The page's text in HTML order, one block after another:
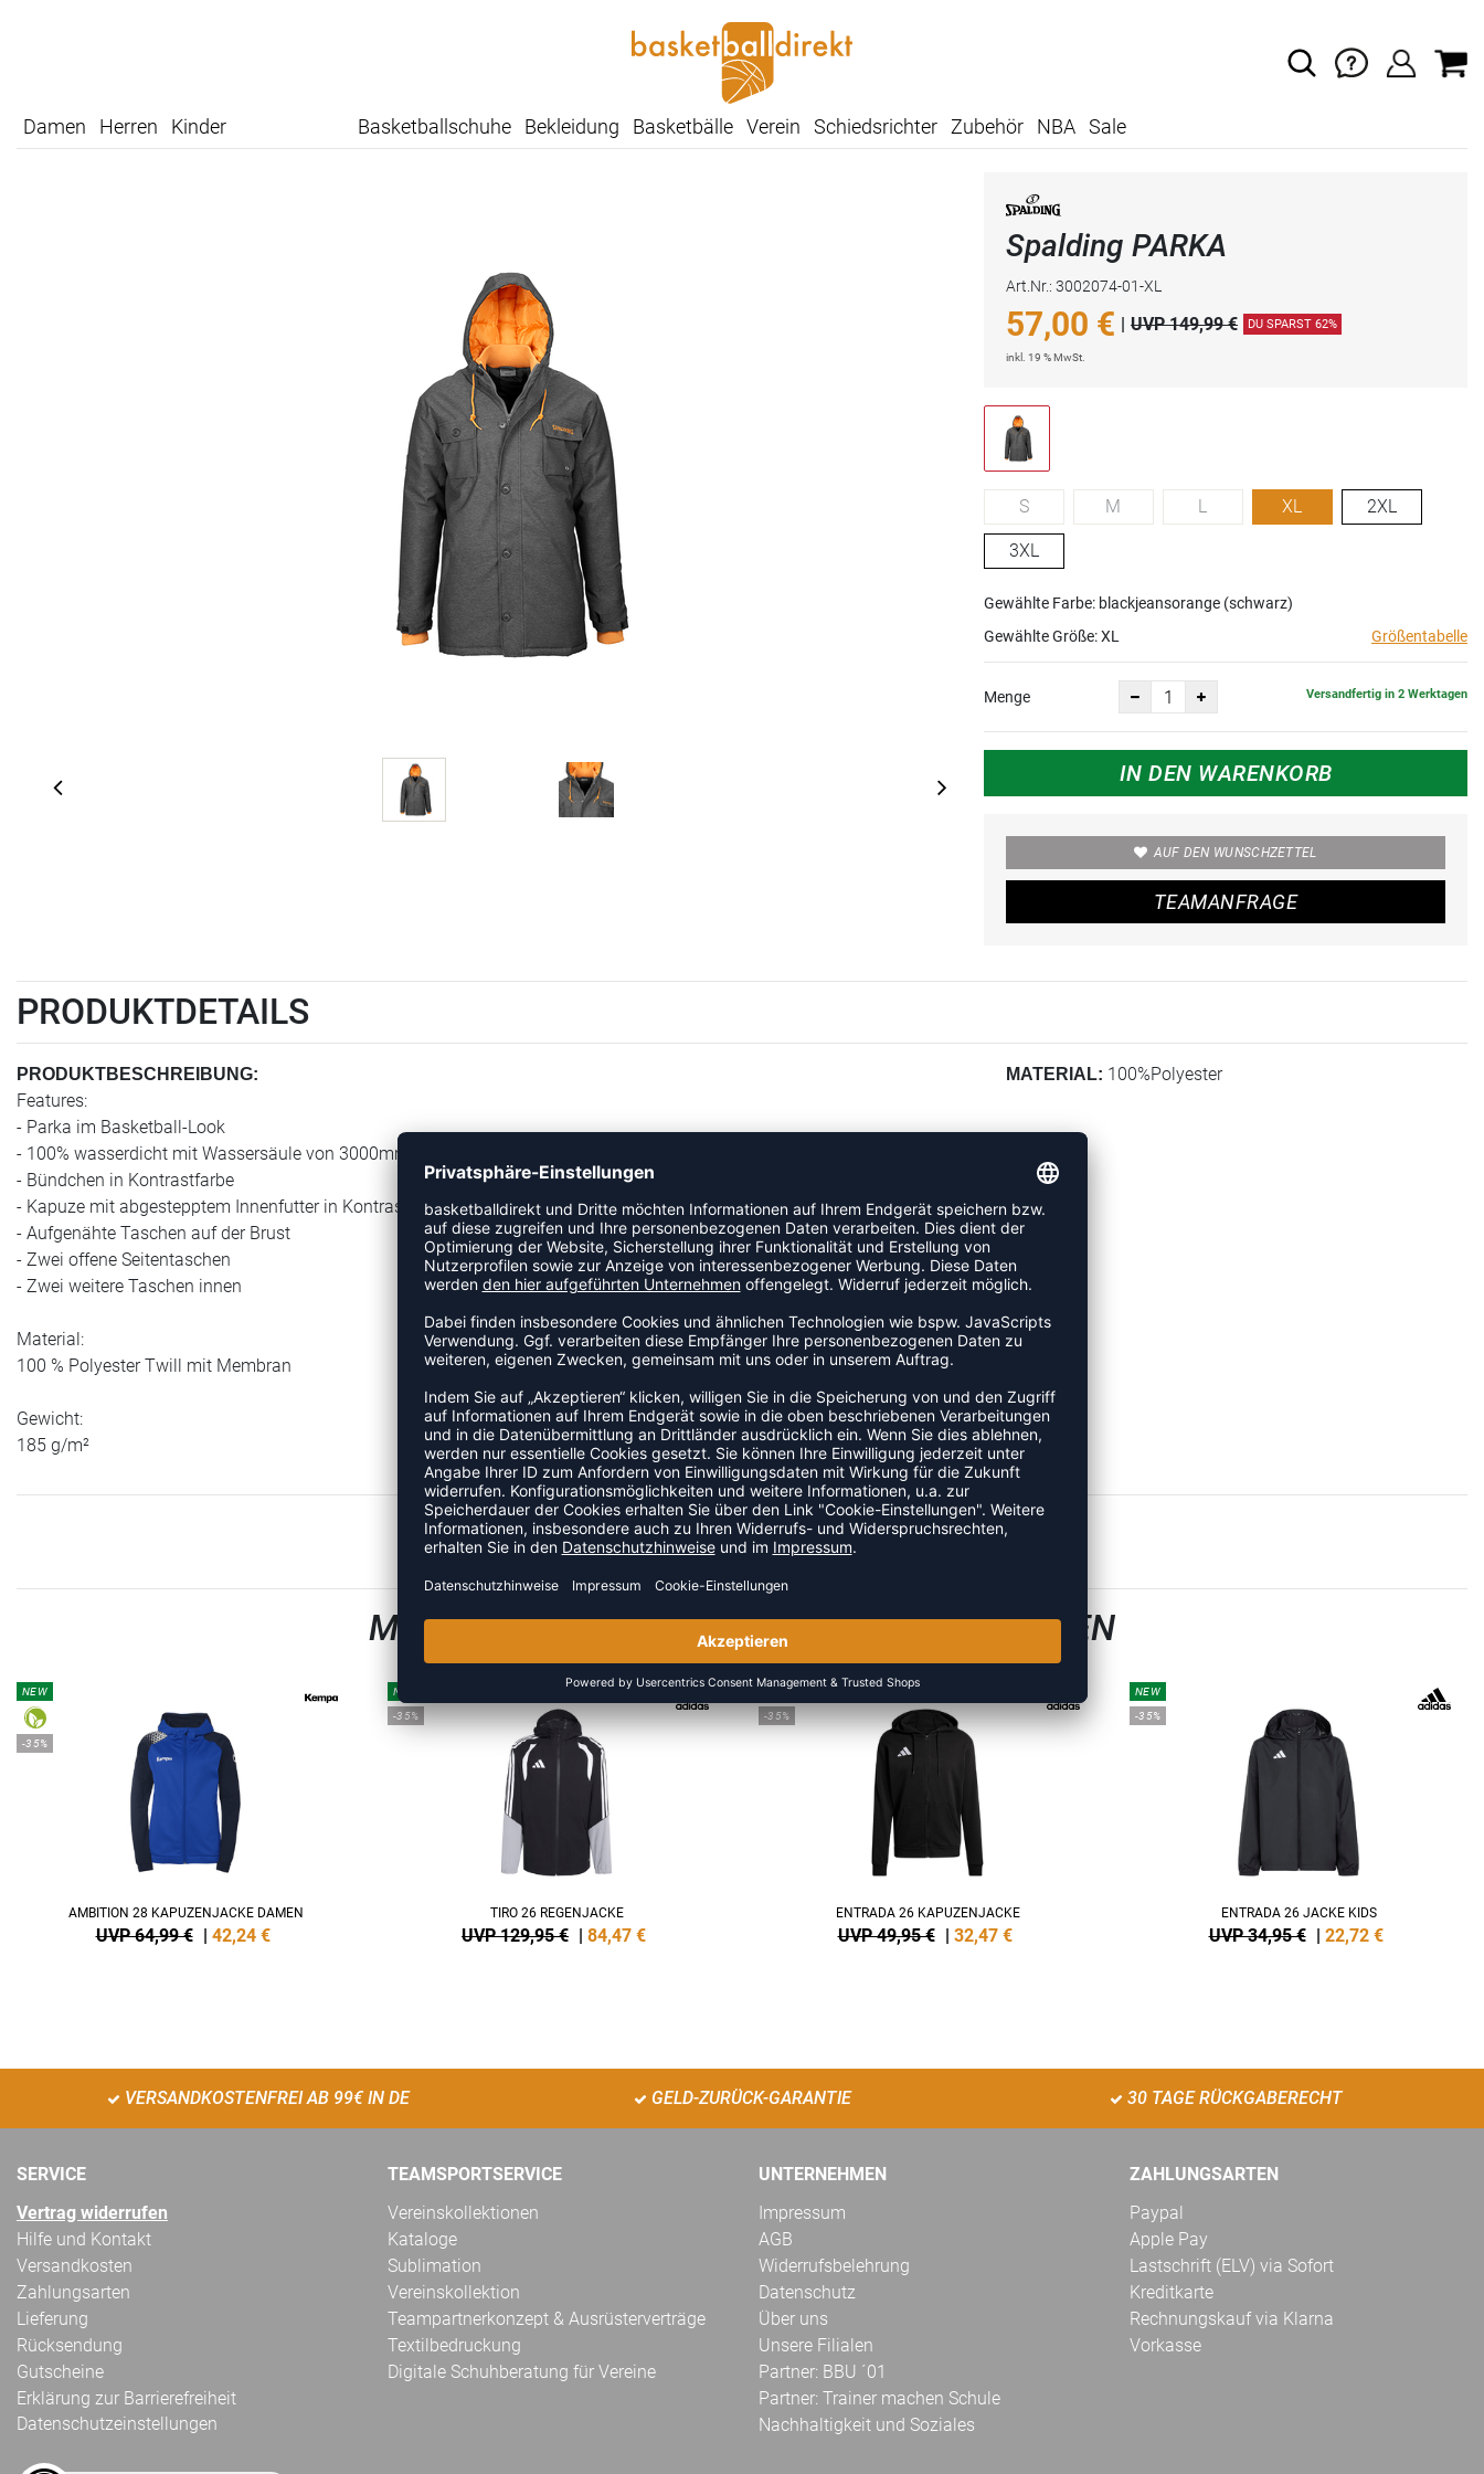
Damen Herren Kinder Basketballschuhe Bekleidung Basketbälle Verein Schiedsrichter Zubehör NBA Sale
Spalding PARKA
Art.Nr.: 3002074-01-XL
57,00 € | UVP 149,99 € DU SPARST 62%
inkl. 19 % MwSt.
S M L XL 2XL
3XL
Gewählte Farbe: blackjeansorange (schwarz)
Gewählte Größe:XL Größentabelle
Menge Versandfertig in 2 Werktagen
IN DEN WARENKORB
AUF DEN WUNSCHZETTEL
TEAMANFRAGE
PRODUKTDETAILS
PRODUKTBESCHREIBUNG:
Features:
- Parka im Basketball-Look
- 100% wasserdicht mit Wassersäule von 3000mm
- Bündchen in Kontrastfarbe
- Kapuze mit abgestepptem Innenfutter in Kontrastfarbe
- Aufgenähte Taschen auf der Brust
- Zwei offene Seitentaschen
- Zwei weitere Taschen innen
Material:
100 % Polyester Twill mit Membran
Gewicht:
185 g/m²
MATERIAL: 100%Polyester
ZULETZT ANGESEHEN
MEHR AUS DER KATEGORIE OUTDOOR-JACKEN
NEW
-35%
AMBITION 28 KAPUZENJACKE DAMEN
UVP 64,99 € 42,24 €
NEW
-35%
TIRO 26 REGENJACKE
UVP 129,95 € 84,47 €
NEW
-35%
ENTRADA 26 KAPUZENJACKE
UVP 49,95 € 32,47 €
NEW
-35%
ENTRADA 26 JACKE KIDS
UVP 34,95 € 22,72 €
VERSANDKOSTENFREI AB 99€ IN DE GELD-ZURÜCK-GARANTIE 30 TAGE RÜCKGABERECHT
SERVICE
Vertrag widerrufen
Hilfe und Kontakt
Versandkosten
Zahlungsarten
Lieferung
Rücksendung
Gutscheine
Erklärung zur Barrierefreiheit
Datenschutzeinstellungen
TEAMSPORTSERVICE
Vereinskollektionen
Kataloge
Sublimation
Vereinskollektion
Teampartnerkonzept & Ausrüsterverträge
Textilbedruckung
Digitale Schuhberatung für Vereine
UNTERNEHMEN
Impressum
AGB
Widerrufsbelehrung
Datenschutz
Über uns
Unsere Filialen
Partner: BBU ´01
Partner: Trainer machen Schule
Nachhaltigkeit und Soziales
ZAHLUNGSARTEN
Paypal
Apple Pay
Lastschrift (ELV) via Sofort
Kreditkarte
Rechnungskauf via Klarna
Vorkasse